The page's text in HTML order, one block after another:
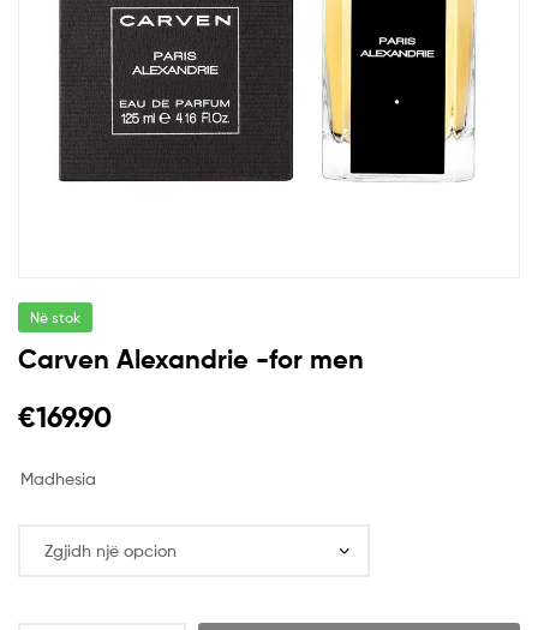
Në stok
Carven Alexandrie -for men
€169.90
Madhesia